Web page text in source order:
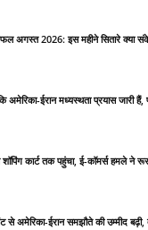
अगस्त 2026: इस महीने सितारे क्या
ईरान मध्यस्थता प्रयास जारी हैं,
कार्ट तक पहुंचा, ई-कॉमर्स हमले ने
अमेरिका-ईरान समझौते की उम्मीद बढ़ी,